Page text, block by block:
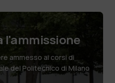
l'ammissione
ammesso ai corsi di
del Politecnico di Milano